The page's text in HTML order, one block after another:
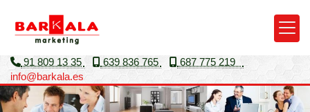
91 809 13 35 639 836 765
687 775 219
info
barkala.es